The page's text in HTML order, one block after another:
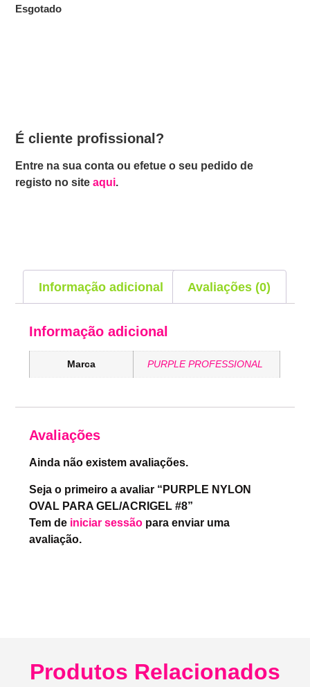
Esgotado
É cliente profissional?
Entre na sua conta ou efetue o seu pedido de
registo no siteaqui.
Informação adicional Avaliações (0)
Informação adicional
Marca PURPLE PROFESSIONAL
Avaliações
Ainda não existem avaliações.
Seja o primeiro a avaliar “PURPLE NYLON
OVAL PARA GEL/ACRIGEL #8”
Tem de iniciar sessão para enviar uma
avaliação.
Produtos Relacionados